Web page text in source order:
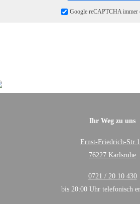
Google reCAPTCHA immer
Ihr Weg zu uns
Ernst-Friedrich-
76227 Karlsruhe
0721 / 20 10 430
bis 20:00 Uhr telefonisch